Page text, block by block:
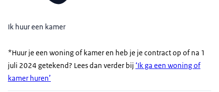
Ik huur een kamer
*Huur je een woning of kamer en heb je je contract op of na 1
juli 2024 getekend? Lees dan verder bij ‘Ik ga een woning of
kamer huren’